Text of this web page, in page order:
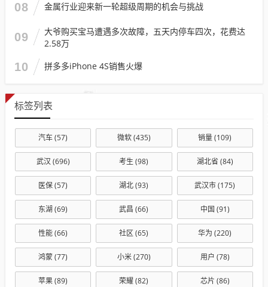
08 金属行业迎来新一轮超级周期的机会与挑战
09
大爷购买宝马遭遇多次故障，五天内停车四次，花费达
2.58万
10 拼多多iPhone 4S销售火爆
标签列表
汽车(57) 微软(435) 销量(109)
武汉(696) 考生(98) 湖北省 (84)
医保(57) 湖北(93) 武汉市(175)
东湖 (69) 武昌 (66) 中国 (91)
性能(66) 社区(65) 华为 (220)
鸿蒙(77) 小米(270) 用户 (78)
苹果(89) 荣耀(82) 芯片 (86)